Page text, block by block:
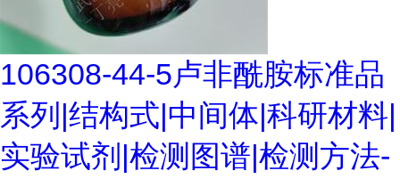
106308-44-5卢非酰胺标准品
系列|结构式|中间体|科研材料|
实验试剂|检测图谱|检测方法-